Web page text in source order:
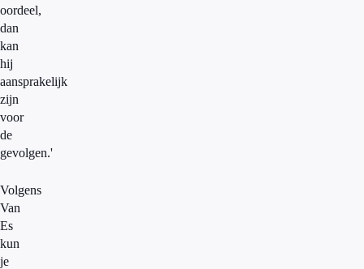
oordeel,
dan
kan
hij
aansprakelijk
zijn
voor
de
gevolgen.'
Volgens
Van
Es
kun
je